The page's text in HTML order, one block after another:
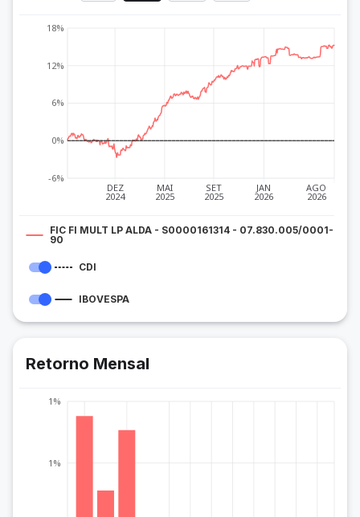
DEZ
2024
MAI
2025
SET
2025
JAN
2026
AGO
2026
-6%
0%
6%
12%
18%
FIC FI MULT LP ALDA - S0000161314 - 07.830.005/0001-
90
CDI
IBOVESPA
Retorno Mensal
1%
1%